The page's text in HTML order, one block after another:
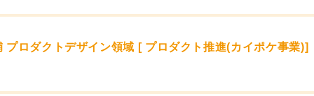
ロダクトデザイン領域 [ プロダクト推進(カイポケ事業)]